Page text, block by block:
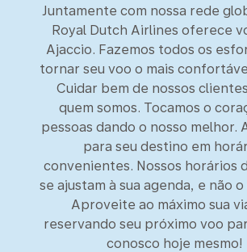
Juntamente com nossa rede
Royal Dutch Airlines oferece
Ajaccio. Fazemos todos os
tornar seu voo o mais
Cuidar bem de nossos
quem somos. Tocamos o
pessoas dando o nosso melhor.
para seu destino em
convenientes. Nossos horários
se ajustam à sua agenda, e não
Aproveite ao máximo sua
reservando seu próximo voo
conosco hoje mesmo!